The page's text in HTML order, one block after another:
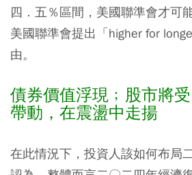
四．五％區間，美國聯準會才可
美國聯準會提出「higher for
由。
債券價值浮現﹔股市將
帶動，在震盪中走揚
在此情況下，投資人該如何布局